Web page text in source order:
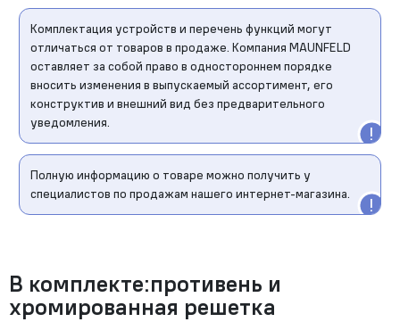
Комплектация устройств и перечень функций могут
отличаться от товаров в продаже. Компания MAUNFELD
оставляет за собой право в одностороннем порядке
вносить изменения в выпускаемый ассортимент, его
конструктив и внешний вид без предварительного
уведомления.
Полную информацию о товаре можно получить у
специалистов по продажам нашего интернет-магазина.
В комплекте:противень и
хромированная решетка